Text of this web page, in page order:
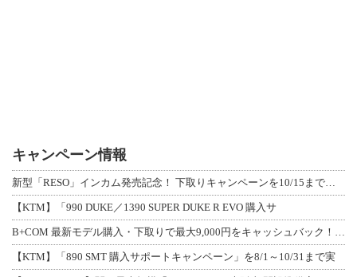
キャンペーン情報
【KTM】「990 DUKE／1390 SUPER DUKE R EVO 購入サ
【KTM】「890 SMT 購入サポートキャンペーン」を8/1～10/31まで実